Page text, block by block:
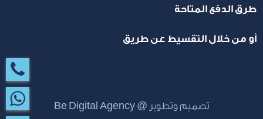
طرق الدفع المتاحة
أو من خلال التقسيط عن طريق
تصميم وتطوير @Be Digital Agency